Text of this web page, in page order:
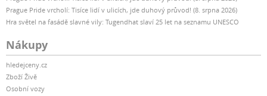
Prague Pride vrcholí: Tisíce lidí v ulicích, jde duhový průvod! (8. srpna 2026)
Hra světel na fasádě slavné vily: Tugendhat slaví 25 let na seznamu UNESCO
Nákupy
hledejceny.cz
Zboží Živě
Osobní vozy